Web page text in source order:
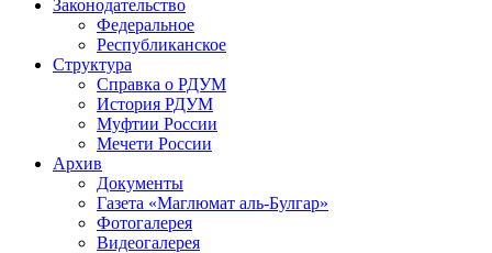
Законодательство
Федеральное
Республиканское
Структура
Справка о РДУМ
История РДУМ
Муфтии России
Мечети России
Архив
Документы
Газета «Маглюмат аль-Булгар»
Фотогалерея
Видеогалерея